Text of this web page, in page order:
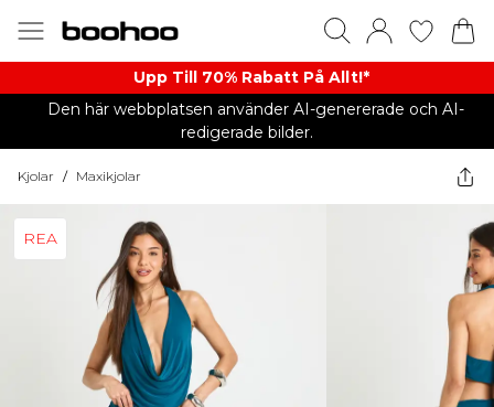
Upp Till 70% Rabatt På Allt!*
Den här webbplatsen använder AI-genererade och AI-
redigerade bilder.
Kjolar / Maxikjolar
REA